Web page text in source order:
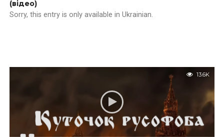
(відео)
Sorry, this entry is only available in Ukrainian.
13.6K